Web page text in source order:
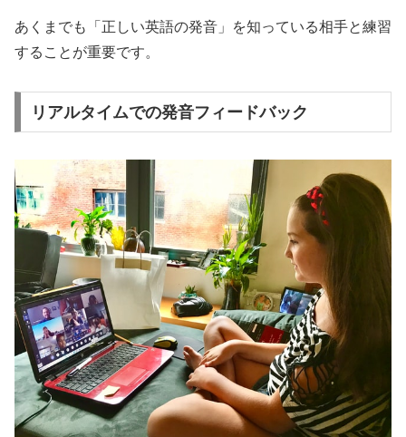
あくまでも「正しい英語の発音」を知っている相手と練習
することが重要です。
リアルタイムでの発音フィードバック